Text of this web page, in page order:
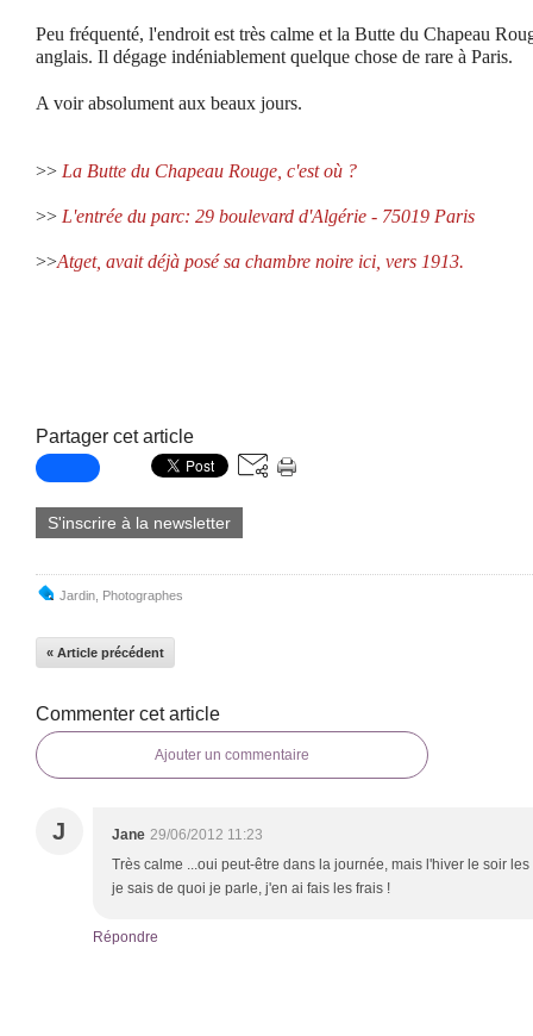
Peu fréquenté, l'endroit est très calme et la Butte du Chapeau
anglais. Il dégage indéniablement quelque chose de rare à Paris.
A voir absolument aux beaux jours.
>> La Butte du Chapeau Rouge, c'est où ?
>> L'entrée du parc: 29 boulevard d'Algérie - 75019 Paris
>>Atget, avait déjà posé sa chambre noire ici, vers 1913.
Partager cet article
S'inscrire à la newsletter
Jardin Photographes
« Article précédent
Commenter cet article
Ajouter un commentaire
J Jane 29/06/2012 11:23
Très calme ...oui peut-être dans la journée, mais l'hiver le soir
je sais de quoi je parle, j'en ai fais les frais !
Répondre